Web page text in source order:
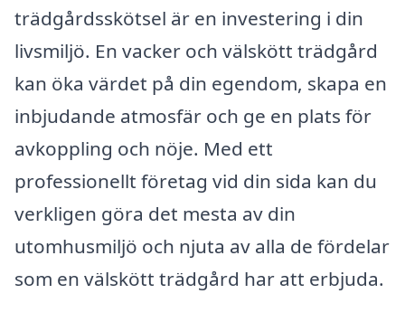
trädgårdsskötsel är en investering i din
livsmiljö. En vacker och välskött trädgård
kan öka värdet på din egendom, skapa en
inbjudande atmosfär och ge en plats för
avkoppling och nöje. Med ett
professionellt företag vid din sida kan du
verkligen göra det mesta av din
utomhusmiljö och njuta av alla de fördelar
som en välskött trädgård har att erbjuda.